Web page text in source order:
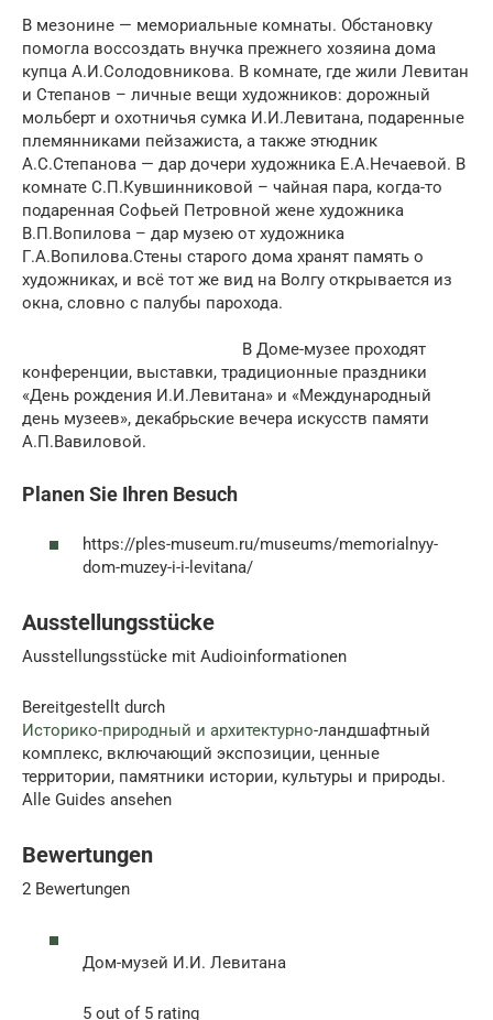
В мезонине — мемориальные комнаты. Обстановку
помогла воссоздать внучка прежнего хозяина дома
купца А.И.Солодовникова. В комнате, где жили Левитан
и Степанов – личные вещи художников: дорожный
мольберт и охотничья сумка И.И.Левитана, подаренные
племянниками пейзажиста, а также этюдник
А.С.Степанова — дар дочери художника Е.А.Нечаевой. В
комнате С.П.Кувшинниковой – чайная пара, когда-то
подаренная Софьей Петровной жене художника
В.П.Вопилова – дар музею от художника
Г.А.Вопилова.Стены старого дома хранят память о
художниках, и всё тот же вид на Волгу открывается из
окна, словно с палубы парохода.
В Доме-музее проходят
конференции, выставки, традиционные праздники
«День рождения И.И.Левитана» и «Международный
день музеев», декабрьские вечера искусств памяти
А.П.Вавиловой.
Planen Sie Ihren Besuch
https://ples-museum.ru/museums/memorialnyy-
dom-muzey-i-i-levitana/
Ausstellungsstücke
Ausstellungsstücke mit Audioinformationen
Bereitgestellt durch
Историко-природный и архитектурно-ландшафтный
комплекс, включающий экспозиции, ценные
территории, памятники истории, культуры и природы.
Alle Guides ansehen
Bewertungen
2 Bewertungen
Дом-музей И.И. Левитана
5 out of 5 rating